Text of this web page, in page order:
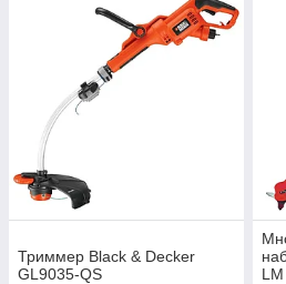
Триммер Black & Decker
GL9035-QS